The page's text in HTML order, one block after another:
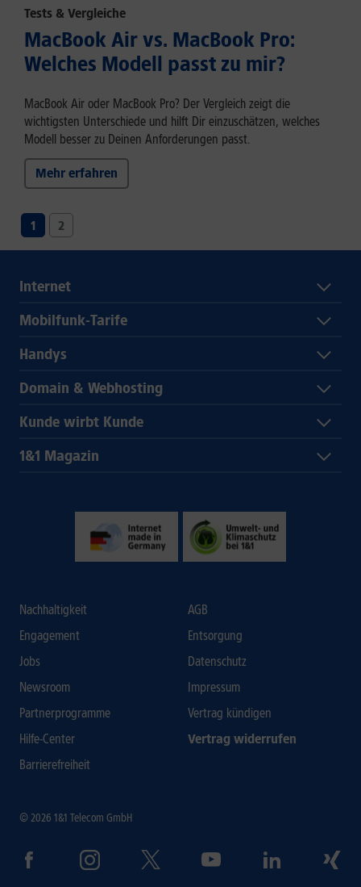
Tests & Vergleiche
MacBook Air vs. MacBook Pro:
Welches Modell passt zu mir?
MacBook Air oder MacBook Pro? Der Vergleich zeigt die
wichtigsten Unterschiede und hilft Dir einzuschätzen, welches
Modell besser zu Deinen Anforderungen passt.
Mehr erfahren
1 2
Internet
Mobilfunk-Tarife
Handys
Domain & Webhosting
Kunde wirbt Kunde
1&1 Magazin
Nachhaltigkeit
Engagement
Jobs
Newsroom
Partnerprogramme
Hilfe-Center
Barrierefreiheit
AGB
Entsorgung
Datenschutz
Impressum
Vertrag kündigen
Vertrag widerrufen
© 2026 1&1 Telecom GmbH